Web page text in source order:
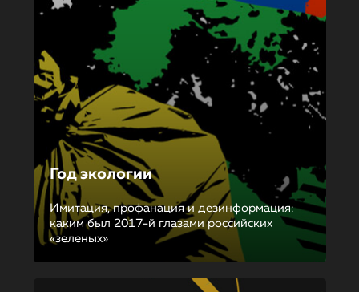
Год экологии
Имитация, профанация и дезинформация:
каким был 2017-й глазами российских
«зеленых»